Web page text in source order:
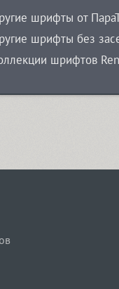
шрифты от
шрифты без
шрифтов